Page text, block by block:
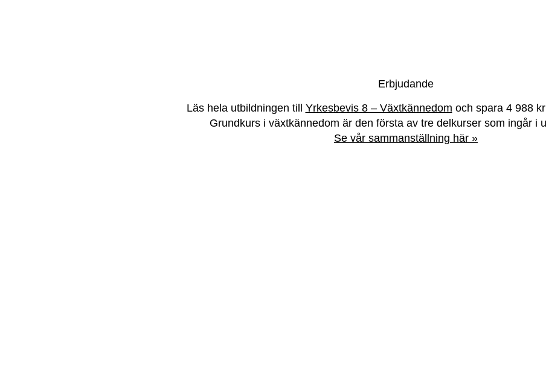
Erbjudande
Läs hela utbildningen till Yrkesbevis 8 – Växtkännedom och spara 4 988
Grundkurs i växtkännedom är den första av tre delkurser som ingår i
Se vår sammanställning här »